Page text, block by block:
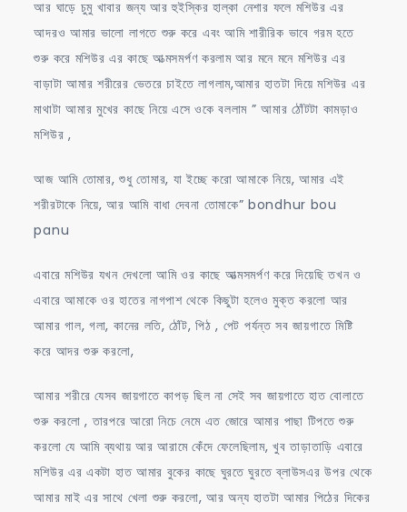
আর ঘাড়ে চুমু খাবার জন্য আর হুইস্কির হাল্কা নেশার ফলে মশিউর এর
আদরও আমার ভালো লাগতে শুরু করে এবং আমি শারীরিক ভাবে গরম হতে
শুরু করে মশিউর এর কাছে আত্মসমর্পণ করলাম আর মনে মনে মশিউর এর
বাড়াটা আমার শরীরের ভেতরে চাইতে লাগলাম,আমার হাতটা দিয়ে মশিউর এর
মাথাটা আমার মুখের কাছে নিয়ে এসে ওকে বললাম ” আমার ঠোঁটটা কামড়াও
মশিউর ,
আজ আমি তোমার, শুধু তোমার, যা ইচ্ছে করো আমাকে নিয়ে, আমার এই
শরীরটাকে নিয়ে, আর আমি বাধা দেবনা তোমাকে” bondhur bou
panu
এবারে মশিউর যখন দেখলো আমি ওর কাছে আত্মসমর্পণ করে দিয়েছি তখন ও
এবারে আমাকে ওর হাতের নাগপাশ থেকে কিছুটা হলেও মুক্ত করলো আর
আমার গাল, গলা, কানের লতি, ঠোঁট, পিঠ , পেট পর্যন্ত সব জায়গাতে মিষ্টি
করে আদর শুরু করলো,
আমার শরীরে যেসব জায়গাতে কাপড় ছিল না সেই সব জায়গাতে হাত বোলাতে
শুরু করলো , তারপরে আরো নিচে নেমে এত জোরে আমার পাছা টিপতে শুরু
করলো যে আমি ব্যথায় আর আরামে কেঁদে ফেলেছিলাম, খুব তাড়াতাড়ি এবারে
মশিউর এর একটা হাত আমার বুকের কাছে ঘুরতে ঘুরতে ব্লাউসএর উপর থেকে
আমার মাই এর সাথে খেলা শুরু করলো, আর অন্য হাতটা আমার পিঠের দিকের